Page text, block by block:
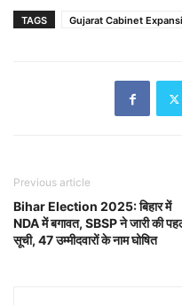
TAGS Gujarat Cabinet
Previous article
Bihar Election 2025: बिहार में
NDA में बगावत, SBSP ने जारी की
सूची, 47 उम्मीदवारों के नाम घोषित